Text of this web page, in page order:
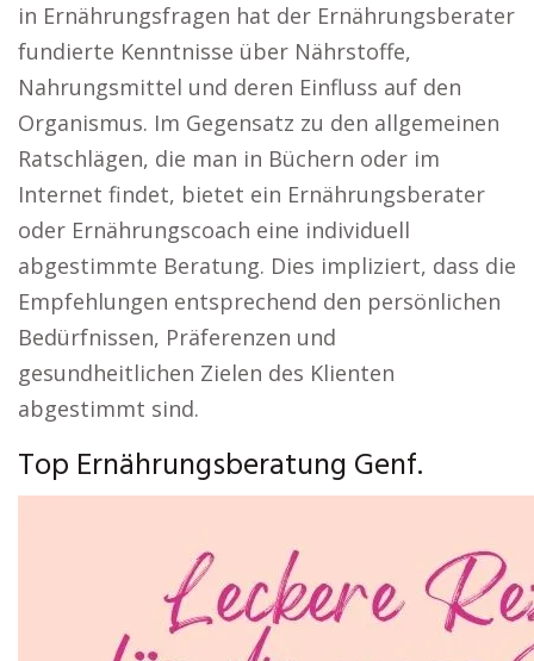
in Ernährungsfragen hat der Ernährungsberater
fundierte Kenntnisse über Nährstoffe,
Nahrungsmittel und deren Einfluss auf den
Organismus. Im Gegensatz zu den allgemeinen
Ratschlägen, die man in Büchern oder im
Internet findet, bietet ein Ernährungsberater
oder Ernährungscoach eine individuell
abgestimmte Beratung. Dies impliziert, dass die
Empfehlungen entsprechend den persönlichen
Bedürfnissen, Präferenzen und
gesundheitlichen Zielen des Klienten
abgestimmt sind.
Top Ernährungsberatung Genf.